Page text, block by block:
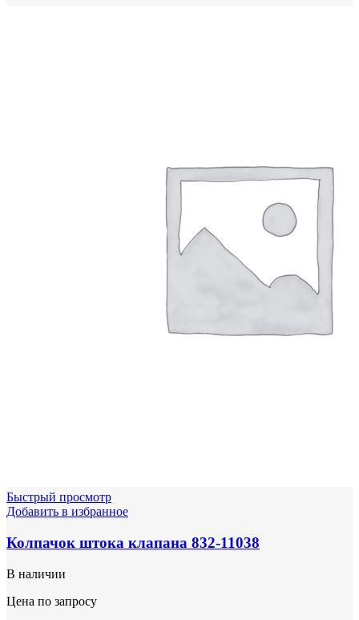
Быстрый просмотр
Добавить в избранное
Колпачок штока клапана 832-11038
В наличии
Цена по запросу